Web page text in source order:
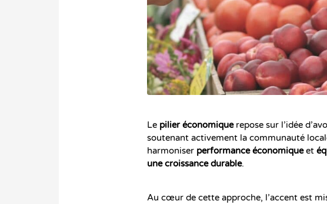
Le pilier économiquerepose sur l’idée
soutenant activement la communauté
harmoniser performance économiqueet
une croissance durable.
Au cœur de cette approche, l’accent est